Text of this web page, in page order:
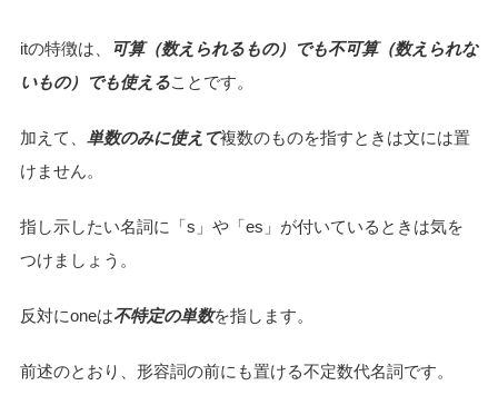
itの特徴は、
可算（数えられるもの）でも不可算（数えられな
いもの）でも使えることです。
加えて、 単数のみに使えて複数のものを指すときは文には置
けません。
指し示したい名詞に「s」や「es」が付いているときは気を
つけましょう。
反対にoneは不特定の単数を指します。
前述のとおり、形容詞の前にも置ける不定数代名詞です。